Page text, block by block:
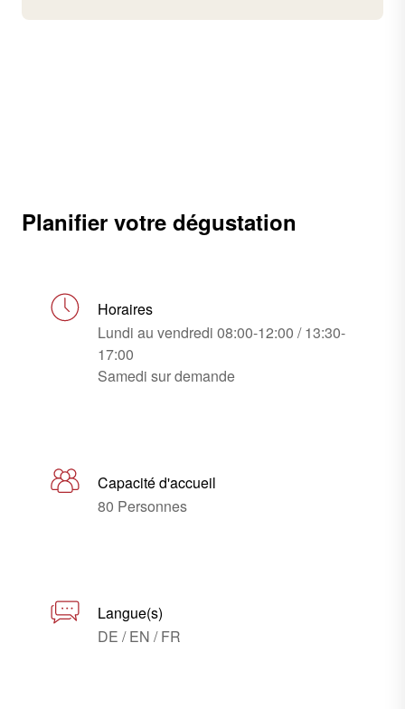
Planifier votre dégustation
Horaires
Lundi au vendredi 08:00-12:00 / 13:30-
17:00
Samedi sur demande
Capacité d'accueil
80 Personnes
Langue(s)
DE / EN / FR